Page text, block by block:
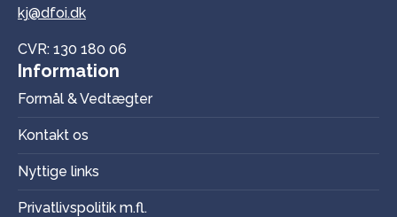
kj@dfoi.dk
CVR: 130 180 06
Information
Formål & Vedtægter
Kontakt os
Nyttige links
Privatlivspolitik m.fl.